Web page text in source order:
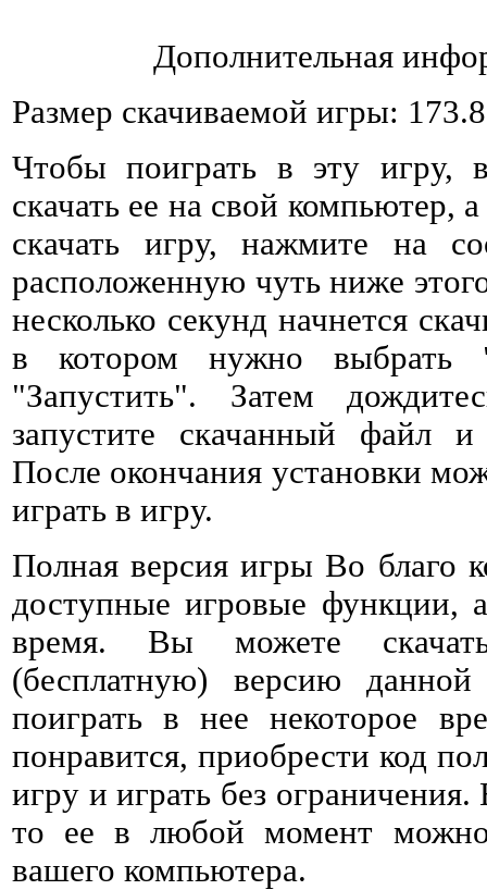
Дополнительная
Размер скачиваемой игры:
Чтобы поиграть в эту игру,
скачать ее на свой компьютер,
скачать игру, нажмите на
расположенную чуть ниже
несколько секунд начнется
в котором нужно выбрать
"Запустить". Затем
запустите скачанный файл и
После окончания установки
играть в игру.
Полная версия игры Во благо
доступные игровые функции,
время. Вы можете
(бесплатную) версию
поиграть в нее некоторое
понравится, приобрести код
игру и играть без
то ее в любой момент можно
вашего компьютера.